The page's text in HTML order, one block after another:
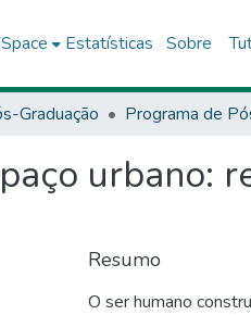
Estatísticas Sobre
Graduação
urbano:
Resumo
O ser humano